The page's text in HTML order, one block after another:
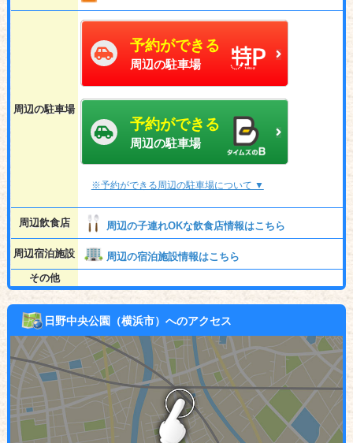
周辺の駐車場
予約ができる
周辺の駐車場
予約ができる
周辺の駐車場
※予約ができる周辺の駐車場について ▼
周辺飲食店 周辺の子連れOKな飲食店情報はこちら
周辺宿泊施設
周辺の宿泊施設情報はこちら
その他
日野中央公園（横浜市）へのアクセス